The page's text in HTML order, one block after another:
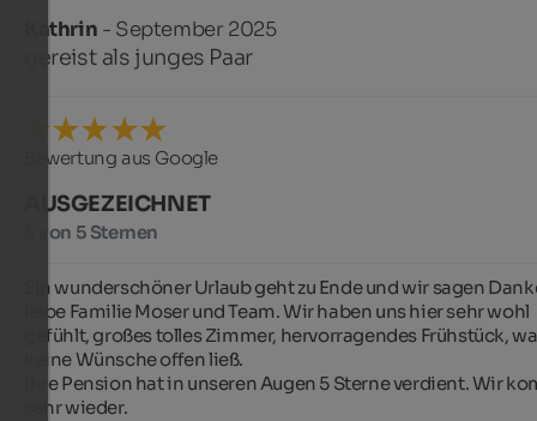
Kathrin - September 2025
gereist als junges Paar
Bewertung aus Google
AUSGEZEICHNET
5 von 5 Sternen
Ein wunderschöner Urlaub geht zu Ende und wir sagen
liebe Familie Moser und Team. Wir haben uns hier sehr wohl
gefühlt, großes tolles Zimmer, hervorragendes Frühstück,
keine Wünsche offen ließ.
Ihre Pension hat in unseren Augen 5 Sterne verdient. Wir
sehr wieder.